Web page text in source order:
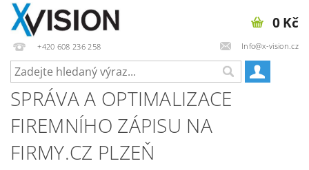
+420 608 236 258 Info@x-vision.cz
0 Kč
SPRÁVA A OPTIMALIZACE
FIREMNÍHO ZÁPISU NA
FIRMY.CZ PLZEŇ